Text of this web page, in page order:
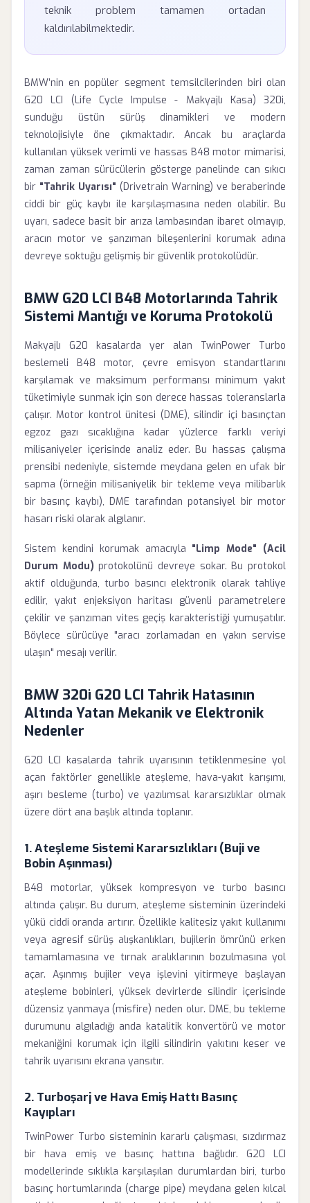
teknik problem tamamen ortadan
kaldırılabilmektedir.
BMW’nin en popüler segment temsilcilerinden biri olan
G20 LCI (Life Cycle Impulse - Makyajlı Kasa) 320i,
sunduğu üstün sürüş dinamikleri ve modern
teknolojisiyle öne çıkmaktadır. Ancak bu araçlarda
kullanılan yüksek verimli ve hassas B48 motor mimarisi,
zaman zaman sürücülerin gösterge panelinde can sıkıcı
bir "Tahrik Uyarısı" (Drivetrain Warning) ve beraberinde
ciddi bir güç kaybı ile karşılaşmasına neden olabilir. Bu
uyarı, sadece basit bir arıza lambasından ibaret olmayıp,
aracın motor ve şanzıman bileşenlerini korumak adına
devreye soktuğu gelişmiş bir güvenlik protokolüdür.
BMW G20 LCI B48 Motorlarında Tahrik
Sistemi Mantığı ve Koruma Protokolü
Makyajlı G20 kasalarda yer alan TwinPower Turbo
beslemeli B48 motor, çevre emisyon standartlarını
karşılamak ve maksimum performansı minimum yakıt
tüketimiyle sunmak için son derece hassas toleranslarla
çalışır. Motor kontrol ünitesi (DME), silindir içi basınçtan
egzoz gazı sıcaklığına kadar yüzlerce farklı veriyi
milisaniyeler içerisinde analiz eder. Bu hassas çalışma
prensibi nedeniyle, sistemde meydana gelen en ufak bir
sapma (örneğin milisaniyelik bir tekleme veya milibarlık
bir basınç kaybı), DME tarafından potansiyel bir motor
hasarı riski olarak algılanır.
Sistem kendini korumak amacıyla "Limp Mode" (Acil
Durum Modu) protokolünü devreye sokar. Bu protokol
aktif olduğunda, turbo basıncı elektronik olarak tahliye
edilir, yakıt enjeksiyon haritası güvenli parametrelere
çekilir ve şanzıman vites geçiş karakteristiği yumuşatılır.
Böylece sürücüye "aracı zorlamadan en yakın servise
ulaşın" mesajı verilir.
BMW 320i G20 LCI Tahrik Hatasının
Altında Yatan Mekanik ve Elektronik
Nedenler
G20 LCI kasalarda tahrik uyarısının tetiklenmesine yol
açan faktörler genellikle ateşleme, hava-yakıt karışımı,
aşırı besleme (turbo) ve yazılımsal kararsızlıklar olmak
üzere dört ana başlık altında toplanır.
1. Ateşleme Sistemi Kararsızlıkları (Buji ve
Bobin Aşınması)
B48 motorlar, yüksek kompresyon ve turbo basıncı
altında çalışır. Bu durum, ateşleme sisteminin üzerindeki
yükü ciddi oranda artırır. Özellikle kalitesiz yakıt kullanımı
veya agresif sürüş alışkanlıkları, bujilerin ömrünü erken
tamamlamasına ve tırnak aralıklarının bozulmasına yol
açar. Aşınmış bujiler veya işlevini yitirmeye başlayan
ateşleme bobinleri, yüksek devirlerde silindir içerisinde
düzensiz yanmaya (misfire) neden olur. DME, bu tekleme
durumunu algıladığı anda katalitik konvertörü ve motor
mekaniğini korumak için ilgili silindirin yakıtını keser ve
tahrik uyarısını ekrana yansıtır.
2. Turboşarj ve Hava Emiş Hattı Basınç
Kayıpları
TwinPower Turbo sisteminin kararlı çalışması, sızdırmaz
bir hava emiş ve basınç hattına bağlıdır. G20 LCI
modellerinde sıklıkla karşılaşılan durumlardan biri, turbo
basınç hortumlarında (charge pipe) meydana gelen kılcal